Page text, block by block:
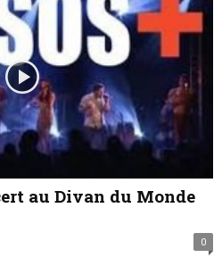
au Divan du Monde
0